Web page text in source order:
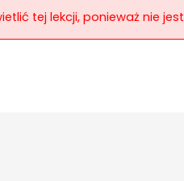
tej lekcji, ponieważ nie